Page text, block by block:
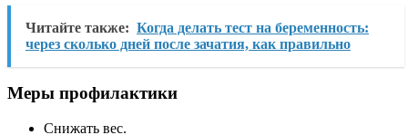
Читайте также: Когда делать тест на беременность:
через сколько дней после зачатия, как правильно
Меры профилактики
Снижать вес.